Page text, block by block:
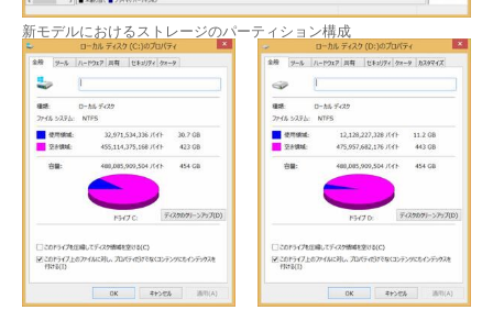
新モデルにおけるストレージのパーティション構成